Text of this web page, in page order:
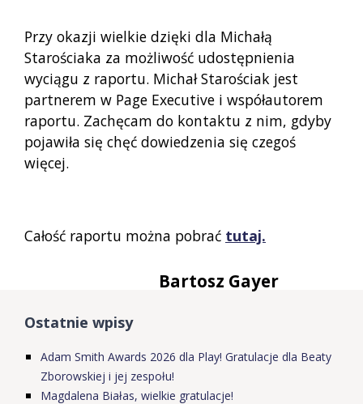
Przy okazji wielkie dzięki dla Michałą
Starościaka za możliwość udostępnienia
wyciągu z raportu. Michał Starościak jest
partnerem w Page Executive i współautorem
raportu. Zachęcam do kontaktu z nim, gdyby
pojawiła się chęć dowiedzenia się czegoś
więcej.
Całość raportu można pobrać tutaj.
Bartosz Gayer
Ostatnie wpisy
Adam Smith Awards 2026 dla Play! Gratulacje dla Beaty
Zborowskiej i jej zespołu!
Magdalena Białas, wielkie gratulacje!